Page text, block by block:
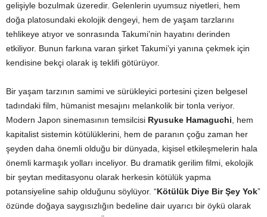
gelişiyle bozulmak üzeredir. Gelenlerin uyumsuz niyetleri, hem
doğa platosundaki ekolojik dengeyi, hem de yaşam tarzlarını
tehlikeye atıyor ve sonrasında Takumi’nin hayatını derinden
etkiliyor. Bunun farkına varan şirket Takumi’yi yanına çekmek için
kendisine bekçi olarak iş teklifi götürüyor.
Bir yaşam tarzının samimi ve sürükleyici portesini çizen belgesel
tadındaki film, hümanist mesajını melankolik bir tonla veriyor.
Modern Japon sinemasının temsilcisi Ryusuke Hamaguchi, hem
kapitalist sistemin kötülüklerini, hem de paranın çoğu zaman her
şeyden daha önemli olduğu bir dünyada, kişisel etkileşmelerin hala
önemli karmaşık yolları inceliyor. Bu dramatik gerilim filmi, ekolojik
bir şeytan meditasyonu olarak herkesin kötülük yapma
potansiyeline sahip olduğunu söylüyor. “Kötülük Diye Bir Şey Yok”
özünde doğaya saygısızlığın bedeline dair uyarıcı bir öykü olarak